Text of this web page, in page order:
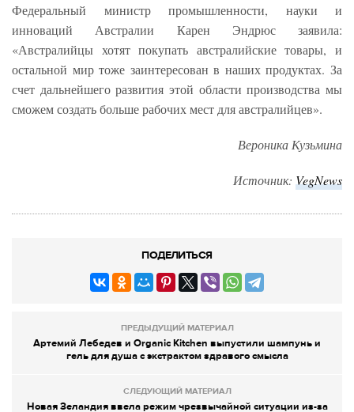
Федеральный министр промышленности, науки и
инноваций Австралии Карен Эндрюс заявила:
«Австралийцы хотят покупать австралийские товары, и
остальной мир тоже заинтересован в наших продуктах. За
счет дальнейшего развития этой области производства мы
сможем создать больше рабочих мест для австралийцев».
Вероника Кузьмина
Источник: VegNews
ПОДЕЛИТЬСЯ
ПРЕДЫДУЩИЙ МАТЕРИАЛ
Артемий Лебедев и Organic Kitchen выпустили шампунь и
гель для душа с экстрактом здравого смысла
СЛЕДУЮЩИЙ МАТЕРИАЛ
Новая Зеландия ввела режим чрезвычайной ситуации из-за